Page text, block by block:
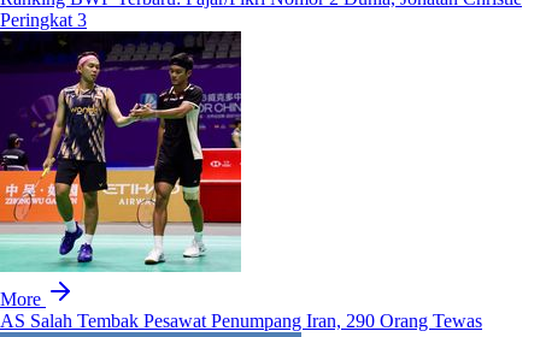
Peringkat 3
More
AS Salah Tembak Pesawat Penumpang Iran, 290 Orang Tewas